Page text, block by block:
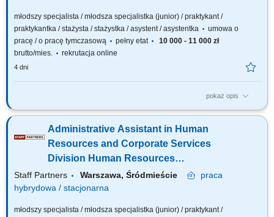
młodszy specjalista / młodsza specjalistka (junior) / praktykant /
praktykantka / stażysta / stażystka / asystent / asystentka
umowa o
pracę / o pracę tymczasową
pełny etat
10 000 - 11 000 zł
brutto/mies.
rekrutacja online
4 dni
pokaż opis
The description of duties is a presented below: To perform
invoices/claims in ABAC/SUMMA (the agency’s financial management
system) To identify and match invoices with other documents necessary
for payment (Purchase Orders,...
Administrative Assistant in Human
Resources and Corporate Services
Division Human Resources
Unit/Personnel Administration
Sector/Expatriate Services Team
Staff Partners Warszawa, Śródmieście
praca
hybrydowa / stacjonarna
młodszy specjalista / młodsza specjalistka (junior) / praktykant /